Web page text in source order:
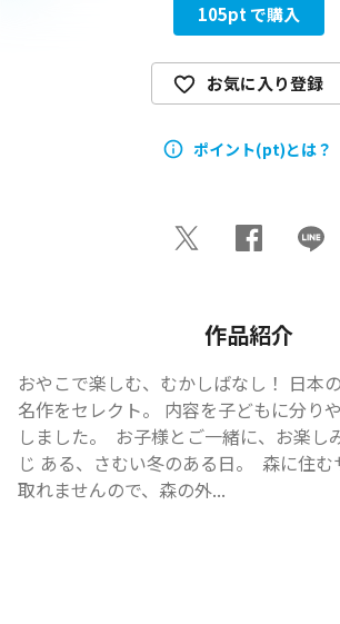
105pt で購入
お気に入り登録
ポイント(pt)とは？
作品紹介
おやこで楽しむ、むかしばなし！ 日本
名作をセレクト。 内容を子どもに分り
しました。  お子様とご一緒に、お楽し
じ ある、さむい冬のある日。  森に住
取れませんので、森の外...